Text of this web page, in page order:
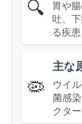
🔍
胃や
吐、
る疾患
🦠
主な
ウイ
菌感
クター